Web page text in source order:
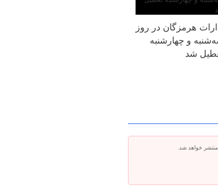
هرمزگان در روز
و چهارشنبه
شد
خواهد شد.